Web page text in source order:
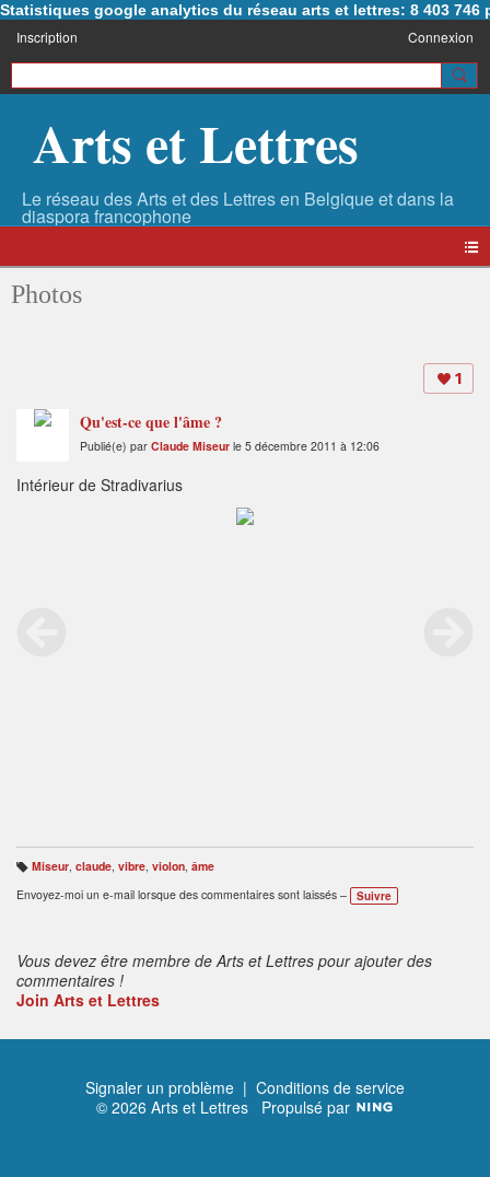
Statistiques google analytics du réseau arts et lettres: 8 403 746
Inscription Connexion
Arts et Lettres
Photos
1
Qu'est-ce que l'âme ?
Publié(e) par Claude Miseur le 5 décembre 2011 à 12:06
Intérieur de Stradivarius
B
ali
s
Miseur, claude, vibre, violon, âme
Envoyez-moi un e-mail lorsque des commentaires sont laissés –
Suivre
Vous devez être membre de Arts et Lettres pour ajouter des
commentaires !
Join Arts et Lettres
Signaler un problème | Conditions de service
© 2026 Arts et Lettres Propulsé par